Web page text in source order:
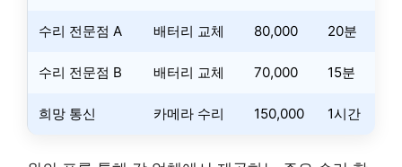
수리 전문점 A 배터리 교체 80,000 20분
수리 전문점 B 배터리 교체 70,000 15분
희망 통신 카메라 수리 150,000 1시간